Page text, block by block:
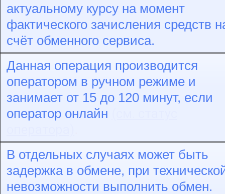
актуальному курсу на момент
фактического зачисления средств
счёт обменного сервиса.
Данная операция производится
оператором в ручном режиме и
занимает от 15 до 120 минут, если
оператор онлайн
В отдельных случаях может быть
задержка в обмене, при
невозможности выполнить обмен.